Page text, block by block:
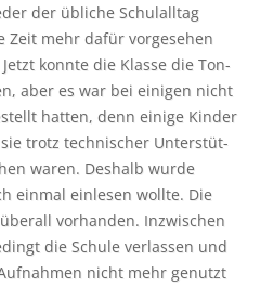
der übli­che Schul­all­tag
mehr dafür vor­ge­se­hen
konn­te die Klas­se die Ton­
aber es war bei eini­gen nicht
hat­ten, denn eini­ge Kin­der
trotz tech­ni­scher Unter­stüt­
waren. Des­halb wur­de
ein­mal ein­le­sen woll­te. Die
vor­han­den. Inzwi­schen
die Schu­le ver­las­sen und
nicht mehr genutzt